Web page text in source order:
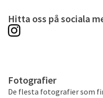
Hitta oss på sociala
Fotografier
De flesta fotografier som